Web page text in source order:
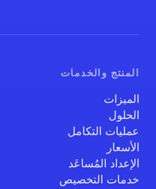
المنتج والخدمات
الميزات
الحلول
عمليات التكامل
الأسعار
الإعداد المُساعَد
خدمات التخصيص